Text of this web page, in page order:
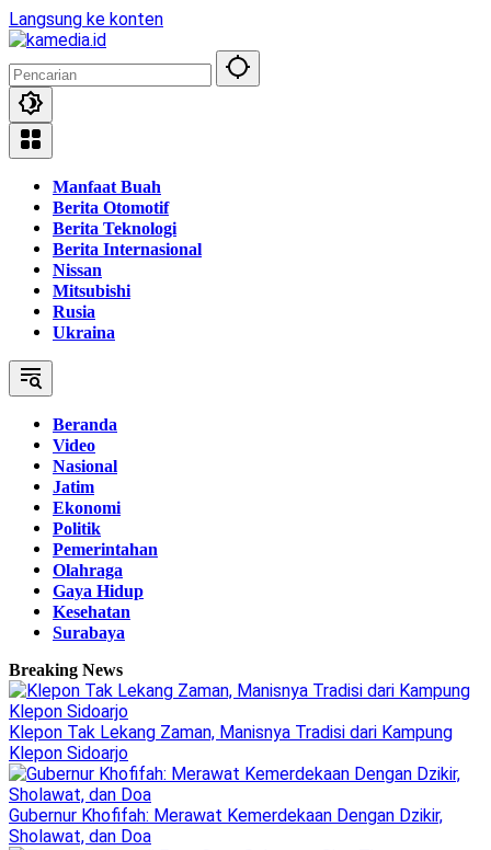
Langsung ke konten
Manfaat Buah
Berita Otomotif
Berita Teknologi
Berita Internasional
Nissan
Mitsubishi
Rusia
Ukraina
Beranda
Video
Nasional
Jatim
Ekonomi
Politik
Pemerintahan
Olahraga
Gaya Hidup
Kesehatan
Surabaya
Breaking News
Klepon Tak Lekang Zaman, Manisnya Tradisi dari Kampung
Klepon Sidoarjo
Gubernur Khofifah: Merawat Kemerdekaan Dengan Dzikir,
Sholawat, dan Doa